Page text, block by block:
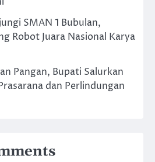
SMAN 1 Bubulan,
Robot Juara Nasional Karya
Pangan, Bupati Salurkan
dan Perlindungan